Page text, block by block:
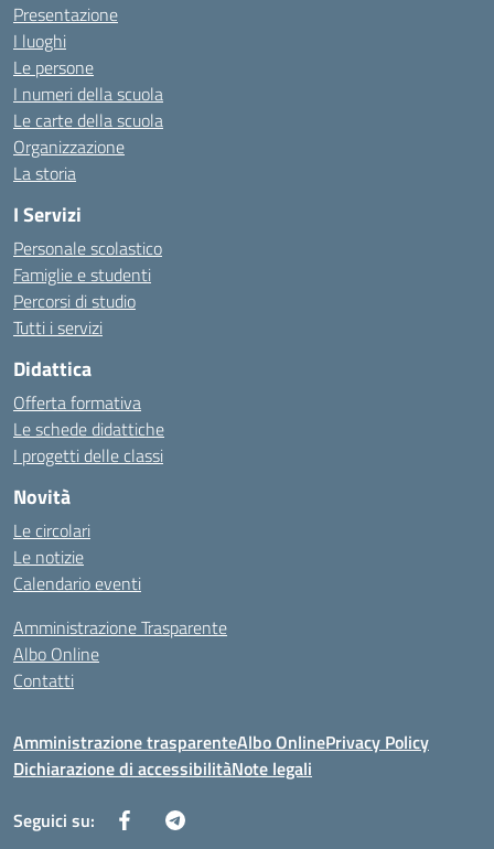
Presentazione
I luoghi
Le persone
I numeri della scuola
Le carte della scuola
Organizzazione
La storia
I Servizi
Personale scolastico
Famiglie e studenti
Percorsi di studio
Tutti i servizi
Didattica
Offerta formativa
Le schede didattiche
I progetti delle classi
Novità
Le circolari
Le notizie
Calendario eventi
Amministrazione Trasparente
Albo Online
Contatti
Amministrazione trasparenteAlbo OnlinePrivacy Policy
Dichiarazione di accessibilitàNote legali
Seguici su: